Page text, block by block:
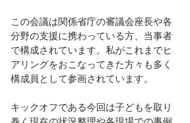
この会議は関係省庁の審議会座長や各
分野の支援に携わっている方、当事者
で構成されています。私がこれまでヒ
アリングをおこなってきた方々も多く
構成員として参画されています。
キックオフである今回は子どもを取り